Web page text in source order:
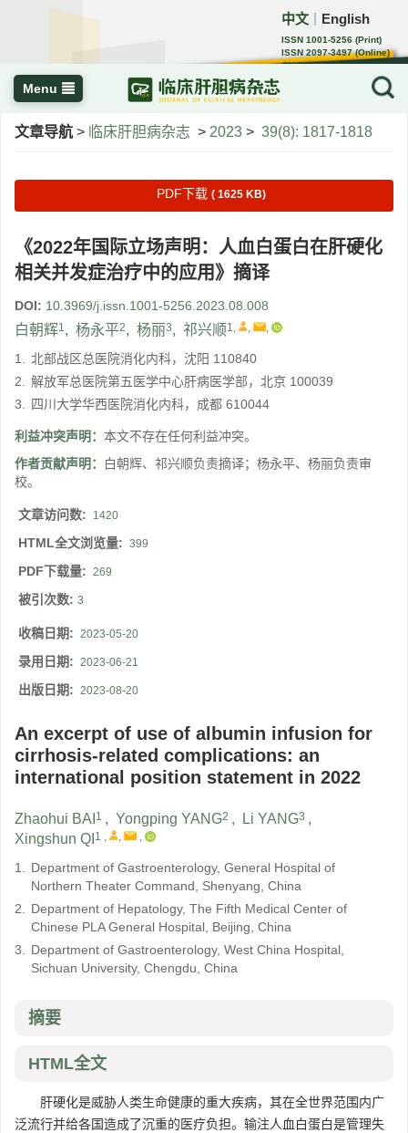
中文 English
ISSN 1001-5256 (Print)
ISSN 2097-3497 (Online)
CN 22-1108/R
Menu
文章导航 > 临床肝胆病杂志 > 2023 > 39(8): 1817-1818
PDF下载 ( 1625 KB)
《2022年国际立场声明：人血白蛋白在肝硬化
相关并发症治疗中的应用》摘译
DOI: 10.3969/j.issn.1001-5256.2023.08.008
白朝辉1, 杨永平2, 杨丽3, 祁兴顺1, , ,
1. 北部战区总医院消化内科，沈阳 110840
2. 解放军总医院第五医学中心肝病医学部，北京 100039
3. 四川大学华西医院消化内科，成都 610044
利益冲突声明： 本文不存在任何利益冲突。
作者贡献声明：
白朝辉、祁兴顺负责摘译；杨永平、杨丽负责审
校。
文章访问数: 1420
HTML全文浏览量: 399
PDF下载量: 269
被引次数: 3
收稿日期: 2023-05-20
录用日期: 2023-06-21
出版日期: 2023-08-20
An excerpt of use of albumin infusion for
cirrhosis-related complications: an
international position statement in 2022
Zhaohui BAI 1 , Yongping YANG2 , Li YANG3 ,
Xingshun QI 1 , , ,
1. Department of Gastroenterology, General Hospital of
Northern Theater Command, Shenyang, China
2. Department of Hepatology, The Fifth Medical Center of
Chinese PLA General Hospital, Beijing, China
3. Department of Gastroenterology, West China Hospital,
Sichuan University, Chengdu, China
摘要
HTML全文
肝硬化是威胁人类生命健康的重大疾病，其在全世界范围内广
泛流行并给各国造成了沉重的医疗负担。输注人血白蛋白是管理失